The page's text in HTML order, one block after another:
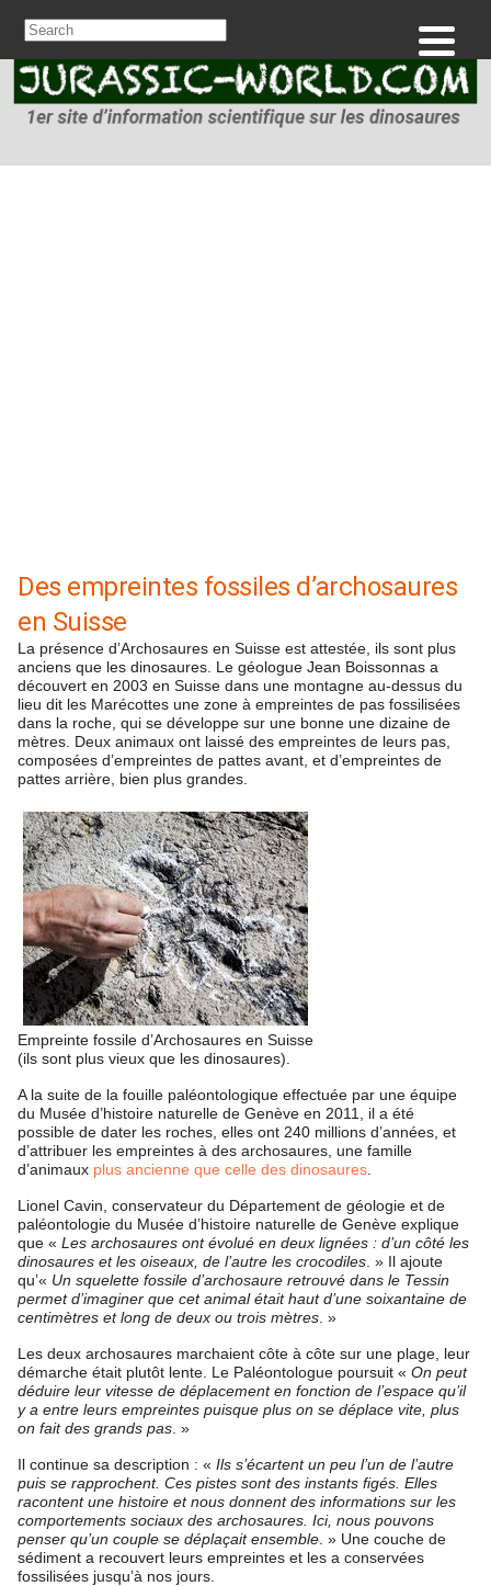
Des empreintes fossiles d’archosaures
en Suisse
La présence d’Archosaures en Suisse est attestée, ils sont plus
anciens que les dinosaures. Le géologue Jean Boissonnas a
découvert en 2003 en Suisse dans une montagne au-dessus du
lieu dit les Marécottes une zone à empreintes de pas fossilisées
dans la roche, qui se développe sur une bonne une dizaine de
mètres. Deux animaux ont laissé des empreintes de leurs pas,
composées d’empreintes de pattes avant, et d’empreintes de
pattes arrière, bien plus grandes.
Empreinte fossile d’Archosaures en Suisse
(ils sont plus vieux que les dinosaures).
A la suite de la fouille paléontologique effectuée par une équipe
du Musée d’histoire naturelle de Genève en 2011, il a été
possible de dater les roches, elles ont 240 millions d’années, et
d’attribuer les empreintes à des archosaures, une famille
d’animaux plus ancienne que celle des dinosaures
Lionel Cavin, conservateur du Département de géologie et de
paléontologie du Musée d’histoire naturelle de Genève explique
que « Les archosaures ont évolué en deux lignées : d’un côté les
dinosaures et les oiseaux, de l’autre les crocodiles . » Il ajoute
qu’« Un squelette fossile d’archosaure retrouvé dans le Tessin
permet d’imaginer que cet animal était haut d’une soixantaine de
centimètres et long de deux ou trois mètres . »
Les deux archosaures marchaient côte à côte sur une plage, leur
démarche était plutôt lente. Le Paléontologue poursuit « On peut
déduire leur vitesse de déplacement en fonction de l’espace qu’il
y a entre leurs empreintes puisque plus on se déplace vite, plus
on fait des grands pas . »
Il continue sa description : « Ils s’écartent un peu l’un de l’autre
puis se rapprochent. Ces pistes sont des instants figés. Elles
racontent une histoire et nous donnent des informations sur les
comportements sociaux des archosaures. Ici, nous pouvons
penser qu’un couple se déplaçait ensemble . » Une couche de
sédiment a recouvert leurs empreintes et les a conservées
fossilisées jusqu’à nos jours.